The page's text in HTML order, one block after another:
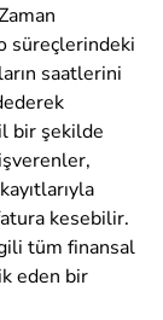
süreçlerindeki
saatlerini
bir şekilde
kesebilir.
tüm finansal
eden bir